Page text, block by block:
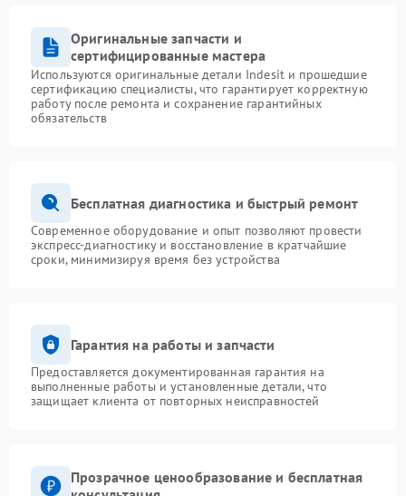
Оригинальные запчасти и
сертифицированные мастера
Используются оригинальные детали Indesit и прошедшие
сертификацию специалисты, что гарантирует корректную
работу после ремонта и сохранение гарантийных
обязательств
Бесплатная диагностика и быстрый ремонт
Современное оборудование и опыт позволяют провести
экспресс-диагностику и восстановление в кратчайшие
сроки, минимизируя время без устройства
Гарантия на работы и запчасти
Предоставляется документированная гарантия на
выполненные работы и установленные детали, что
защищает клиента от повторных неисправностей
Прозрачное ценообразование и бесплатная